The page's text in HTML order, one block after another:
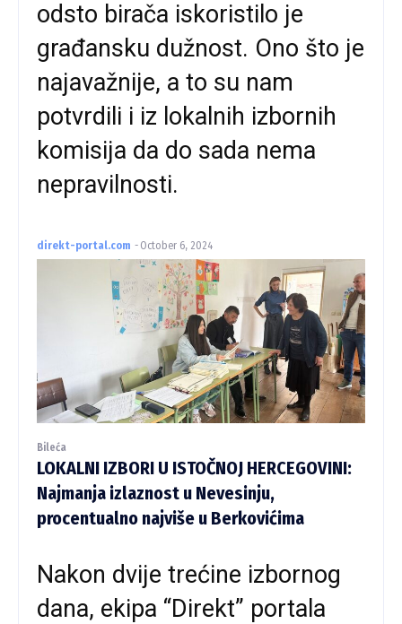
odsto birača iskoristilo je
građansku dužnost. Ono što je
najavažnije, a to su nam
potvrdili i iz lokalnih izbornih
komisija da do sada nema
nepravilnosti.
direkt-portal.com - October 6, 2024
Bileća
LOKALNI IZBORI U ISTOČNOJ HERCEGOVINI:
Najmanja izlaznost u Nevesinju,
procentualno najviše u Berkovićima
Nakon dvije trećine izbornog
dana, ekipa “Direkt” portala